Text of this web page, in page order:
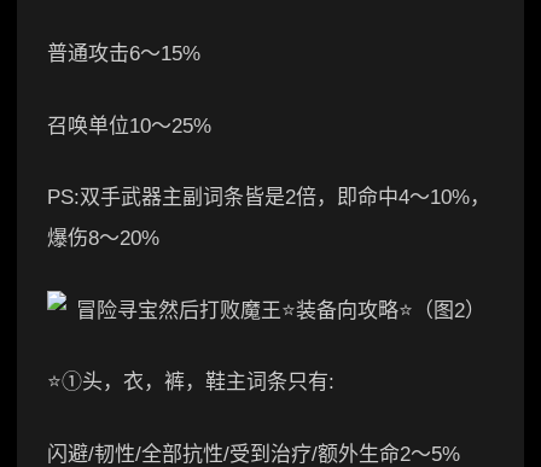
普通攻击6～15%
召唤单位10～25%
PS:双手武器主副词条皆是2倍，即命中4～10%，
爆伤8～20%
⭐①头，衣，裤，鞋主词条只有:
闪避/韧性/全部抗性/受到治疗/额外生命2～5%